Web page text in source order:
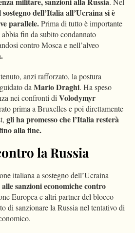
sostegno dell’Italia all’Ucraina si è
parallele.Prima di tutto è importante
fin da subito condannato
contro Mosca e nell’alveo
anzi rafforzato, la postura
daMario Draghi. Ha speso
nei confronti diVolodymyr
prima a Bruxelles e poi direttamente
gli ha promesso che l’Italia resterà
alla fine.
la Russia
italiana a sostegno dell’Ucraina
alle sanzioni economiche contro
Europea e altri partner del blocco
di sanzionare la Russia nel tentativo di